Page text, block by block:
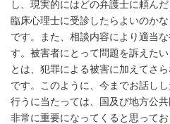
し、現実的にはどの弁護士に頼ん
臨床心理士に受診したらよいのか
です。また、相談内容により適当
す。被害者にとって問題を訴えた
とは、犯罪による被害に加えてさ
です。このように、今までお話し
行うに当たっては、国及び地方公
非常に重要になってくると思ってお